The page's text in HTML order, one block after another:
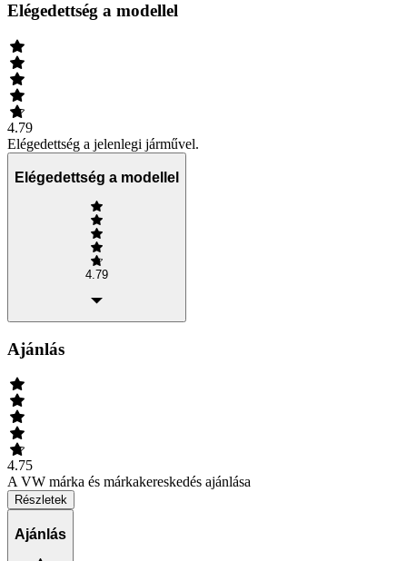
Elégedettség a modellel
4.79
Elégedettség a jelenlegi járművel.
Elégedettség a modellel
4.79
Ajánlás
4.75
A VW márka és márkakereskedés ajánlása
Részletek
Ajánlás